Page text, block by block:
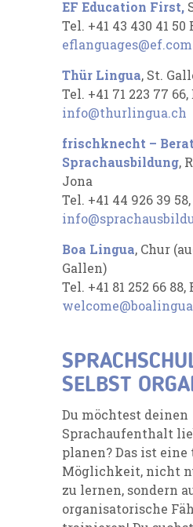
EF Education First,
Tel. +41 43 430 41 50
eflanguages@ef.com
Thür Lingua, St.
Tel. +41 71 223 77
info@thurlingua.ch
frischknecht –
Sprachausbildung,
Jona
Tel. +41 44 926 39
Boa Lingua, Chur
Gallen)
Tel. +41 81 252 66
SELBST
Du möchtest deinen
Sprachaufenthalt
planen? Das ist eine
Möglichkeit, nicht
zu lernen, sondern
organisatorische